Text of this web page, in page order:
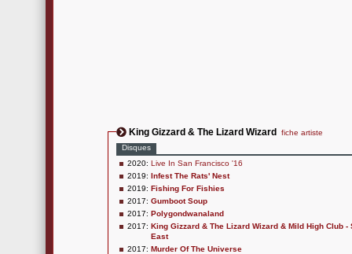
King Gizzard & The Lizard Wizard
fiche artiste
Disques
2020: Live In San Francisco '16
2019: Infest The Rats' Nest
2019: Fishing For Fishies
2017: Gumboot Soup
2017: Polygondwanaland
2017: King Gizzard & The Lizard Wizard & Mild High Club
East
2017: Murder Of The Universe